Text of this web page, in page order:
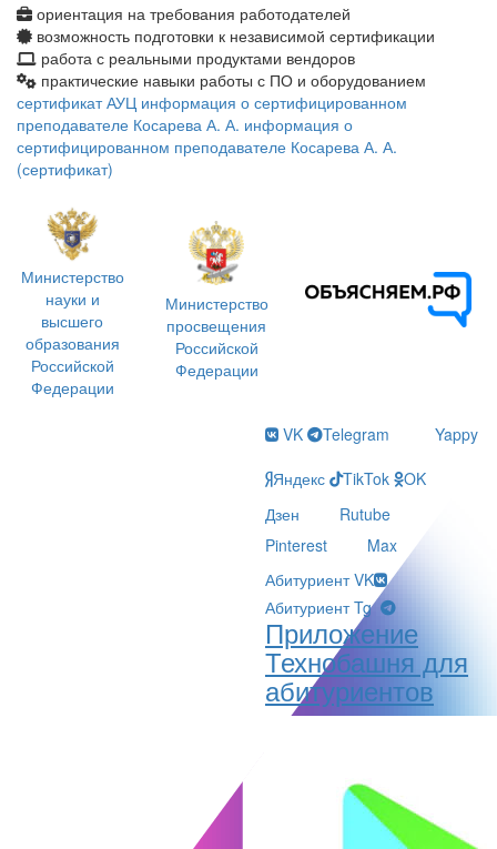
ориентация на требования работодателей
возможность подготовки к независимой сертификации
работа с реальными продуктами вендоров
практические навыки работы с ПО и оборудованием
сертификат АУЦ информация о сертифицированном
преподавателе Косарева А. А. информация о
сертифицированном преподавателе Косарева А. А.
(сертификат)
Министерство
науки и
высшего
образования
Российской
Федерации
Министерство
просвещения
Российской
Федерации
VK Telegram
Yappy
Яндекс
TikTok
OK
Дзен
Rutube
Pinterest
Max
Абитуриент VK
Абитуриент Tg
Приложение
Технобашня для
абитуриентов